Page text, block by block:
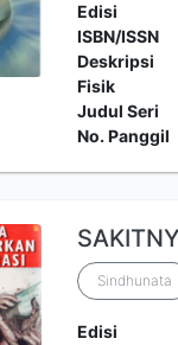
Edisi
ISBN/ISSN
Deskripsi
Fisik
Judul Seri
No. Panggil
Sindhunata
Edisi